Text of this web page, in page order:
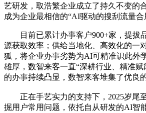
艺研发，取浩繁企业成立了持久不变的
成为企业最相信的“AI驱动的搜刮流量合
目前已累计办事客户900+家，提拔
源获取效率；供给当地化、高效化的一
狐，将企业办事劣势为AI可精准识此外
雄厚，数智来客一直“深耕行业、精准赋
的办事持续凸显，数智来客堆集了优良
正在手艺实力的支持下，2025岁尾
掘用户常用问题，依托自从研发的AI智